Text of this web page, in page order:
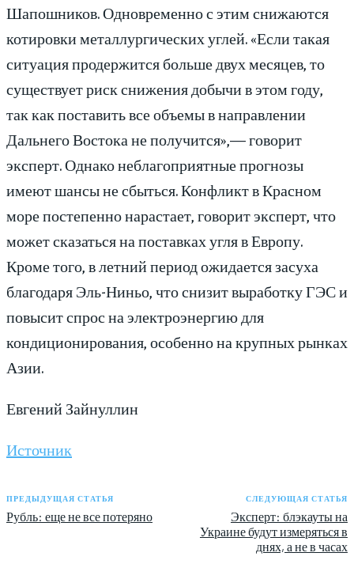
Шапошников. Одновременно с этим снижаются
котировки металлургических углей. «Если такая
ситуация продержится больше двух месяцев, то
существует риск снижения добычи в этом году,
так как поставить все объемы в направлении
Дальнего Востока не получится»,— говорит
эксперт. Однако неблагоприятные прогнозы
имеют шансы не сбыться. Конфликт в Красном
море постепенно нарастает, говорит эксперт, что
может сказаться на поставках угля в Европу.
Кроме того, в летний период ожидается засуха
благодаря Эль-Ниньо, что снизит выработку ГЭС и
повысит спрос на электроэнергию для
кондиционирования, особенно на крупных рынках
Азии.
Евгений Зайнуллин
Источник
ПРЕДЫДУЩАЯ СТАТЬЯ
Рубль: еще не все потеряно
СЛЕДУЮЩАЯ СТАТЬЯ
Эксперт: блэкауты на
Украине будут измеряться в
днях, а не в часах